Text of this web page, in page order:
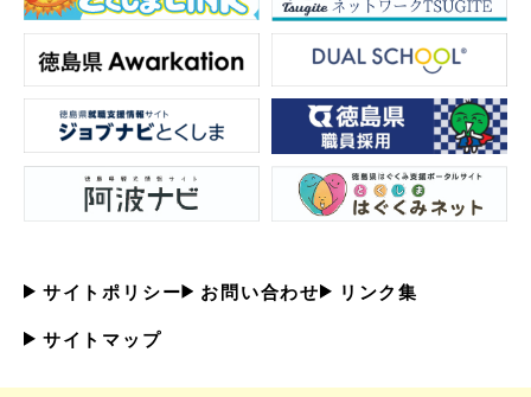
サイトポリシー お問い合わせ リンク集
サイトマップ